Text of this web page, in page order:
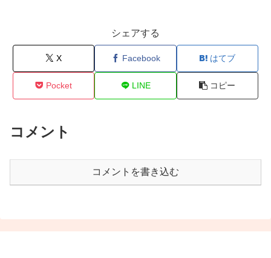
シェアする
X Facebook はてブ
Pocket LINE コピー
コメント
コメントを書き込む